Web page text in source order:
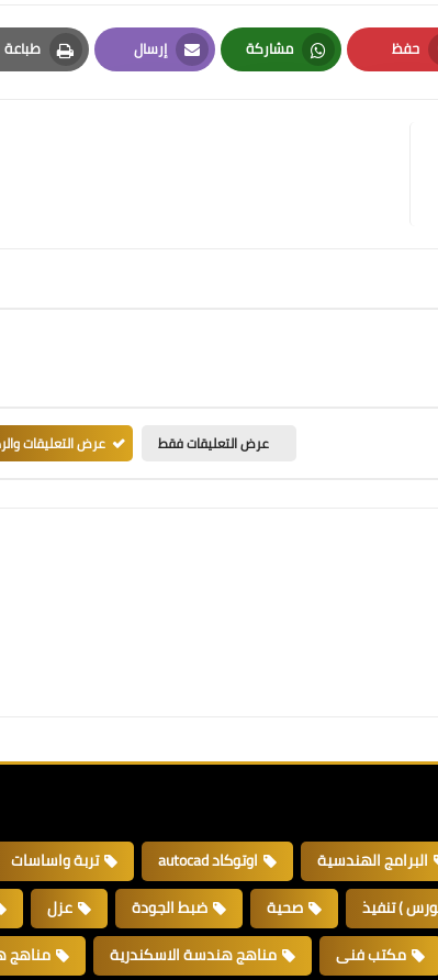
حفظ
Pinterest
مشاركة
Whatsapp
إرسال
Email
طباعة
Print
عرض التعليقات فقط عرض التعليقات
البرامج الهندسية اوتوكاد autocad تربة واساسات
) تنفيذ صحية ضبط الجودة عزل
مكتب فنى مناهج هندسة الاسكندرية مناهج